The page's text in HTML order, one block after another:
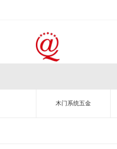
木门系统五金